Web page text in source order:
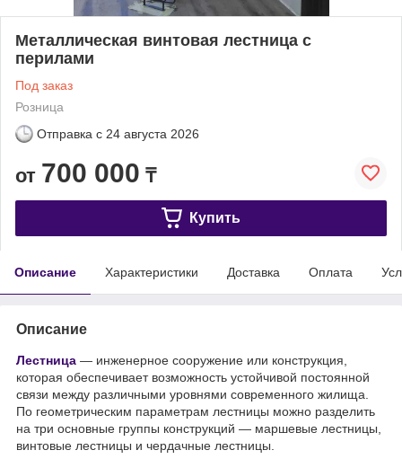
Металлическая винтовая лестница с
перилами
Под заказ
Розница
Отправка с 24 августа 2026
от 700 000 ₸
Купить
Описание Характеристики Доставка Оплата
Описание
Лестница — инженерное сооружение или конструкция,
которая обеспечивает возможность устойчивой постоянной
связи между различными уровнями современного жилища.
По геометрическим параметрам лестницы можно разделить
на три основные группы конструкций — маршевые лестницы,
винтовые лестницы и чердачные лестницы.